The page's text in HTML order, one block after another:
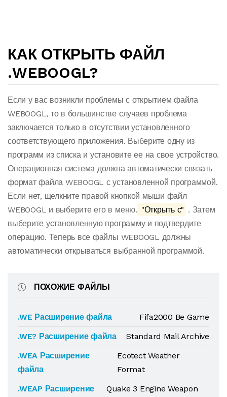
КАК ОТКРЫТЬ ФАЙЛ
.WEBOOGL?
Если у вас возникли проблемы с открытием файла
WEBOOGL, то в большинстве случаев проблема
заключается только в отсутствии установленного
соответствующего приложения. Выберите одну из
программ из списка и установите ее на свое устройство.
Операционная система должна автоматически связать
формат файла WEBOOGL с установленной программой.
Если нет, щелкните правой кнопкой мыши файл
WEBOOGL и выберите его в меню. "Открыть с" . Затем
выберите установленную программу и подтвердите
операцию. Теперь все файлы WEBOOGL должны
автоматически открываться выбранной программой.
ПОХОЖИЕ ФАЙЛЫ
.WE Расширение файла
Fifa2000 Be Game
.WE? Расширение файла
Standard Mail Archive
.WEA Расширение
файла
Ecotect Weather
Format
.WEAP Расширение
Quake 3 Engine Weapon